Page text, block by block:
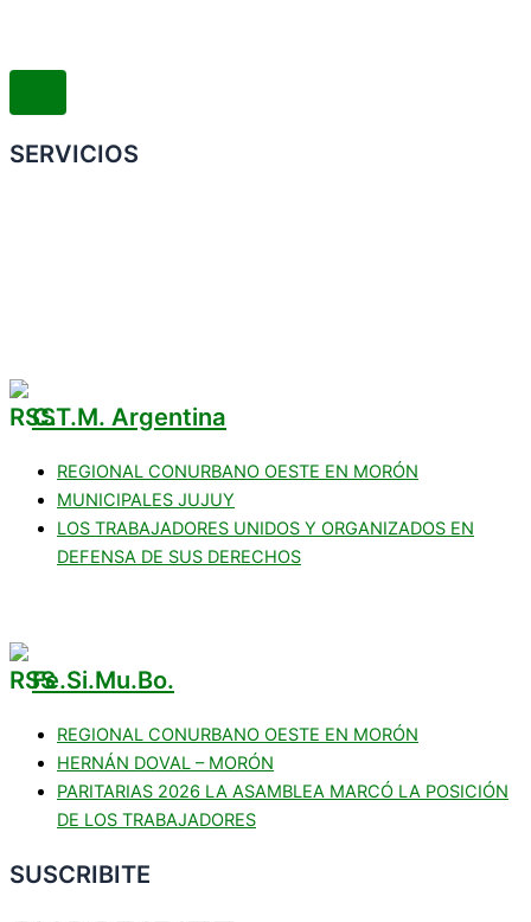
SERVICIOS
C.T.M. Argentina
REGIONAL CONURBANO OESTE EN MORÓN
MUNICIPALES JUJUY
LOS TRABAJADORES UNIDOS Y ORGANIZADOS EN
DEFENSA DE SUS DERECHOS
Fe.Si.Mu.Bo.
REGIONAL CONURBANO OESTE EN MORÓN
HERNÁN DOVAL – MORÓN
PARITARIAS 2026 LA ASAMBLEA MARCÓ LA POSICIÓN
DE LOS TRABAJADORES
SUSCRIBITE